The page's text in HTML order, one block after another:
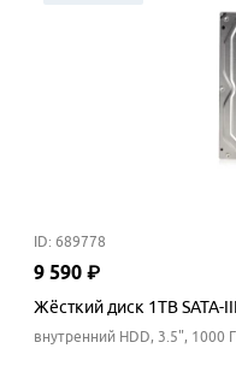
ID: 689778
9 590 ₽
Жёсткий диск 1TB SATA-
внутренний HDD, 3.5", 1000